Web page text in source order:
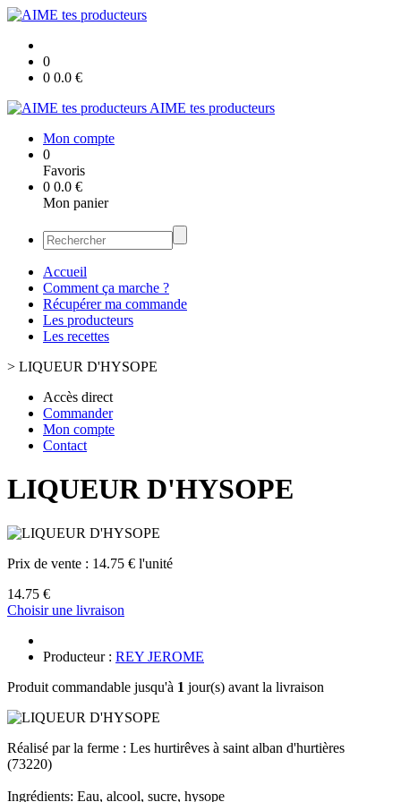
0
0 0.0 €
AIME tes producteurs
Mon compte
0
Favoris
0 0.0 €
Mon panier
Accueil
Comment ça marche ?
Récupérer ma commande
Les producteurs
Les recettes
> LIQUEUR D'HYSOPE
Accès direct
Commander
Mon compte
Contact
LIQUEUR D'HYSOPE
Prix de vente : 14.75 € l'unité
14.75 €
Choisir une livraison
Producteur : REY JEROME
Produit commandable jusqu'à 1 jour(s) avant la livraison
Réalisé par la ferme : Les hurtirêves à saint alban d'hurtières
(73220)
Ingrédients: Eau, alcool, sucre, hysope